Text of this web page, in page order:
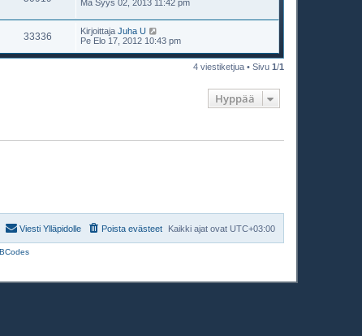
Ma Syys 02, 2013 11:42 pm
33336 Kirjoittaja Juha U
Pe Elo 17, 2012 10:43 pm
4 viestiketjua • Sivu 1/1
Hyppää
Kaikki ajat ovat UTC+03:00
Poista evästeet
Viesti Ylläpidolle